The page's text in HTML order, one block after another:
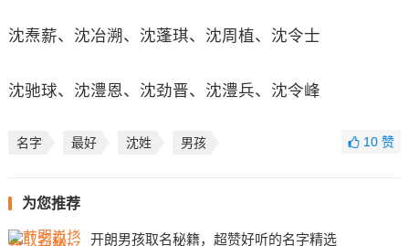
沈焘薪、沈冶溯、沈蓬琪、沈周植、沈令士
沈驰球、沈澧恩、沈劲晋、沈澧兵、沈令峰
名字 最好 沈姓 男孩 10赞
为您推荐
开朗男孩取名秘籍，超赞好听的名字精选